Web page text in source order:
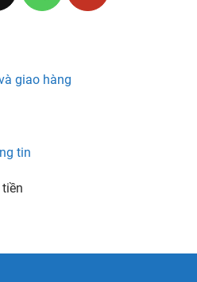
đang được các đại
giao hàng
tin